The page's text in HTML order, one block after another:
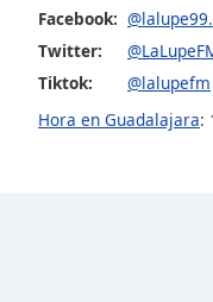
Opacity
Background
Color
Facebook:
Twitter:
Tiktok:
@lalupefm
Hora en Guadalajara: